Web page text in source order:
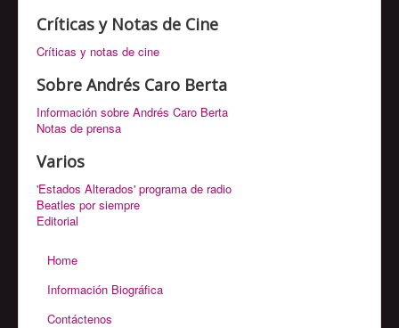
Críticas y Notas de Cine
Críticas y notas de cine
Sobre Andrés Caro Berta
Información sobre Andrés Caro Berta
Notas de prensa
Varios
'Estados Alterados' programa de radio
Beatles por siempre
Editorial
Home
Información Biográfica
Contáctenos